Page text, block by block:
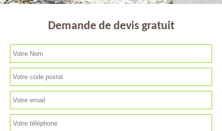
Demande de devis gratuit